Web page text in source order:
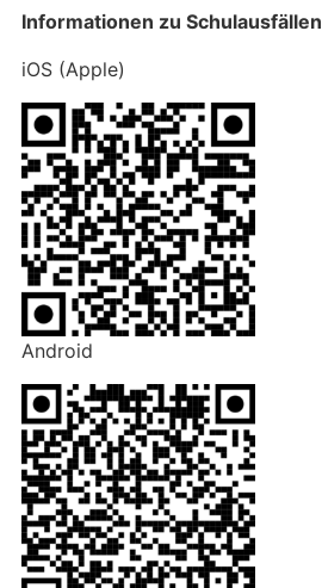
Informationen zu Schulausfällen
iOS (Apple)
Android